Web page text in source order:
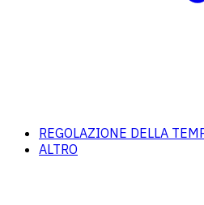
REGOLAZIONE DELLA
ALTRO